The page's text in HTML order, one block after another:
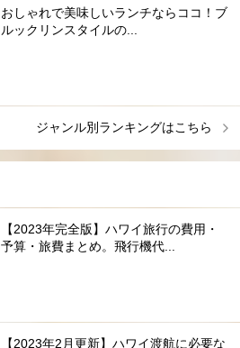
おしゃれで美味しいランチならココ！ブ
ルックリンスタイルの...
ジャンル別ランキングはこちら
【2023年完全版】ハワイ旅行の費用・
予算・旅費まとめ。飛行機代...
【2023年2月更新】ハワイ渡航に必要な